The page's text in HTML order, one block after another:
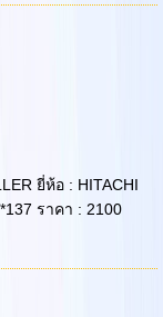
ยี่ห้อ : HITACHI
ราคา : 2100